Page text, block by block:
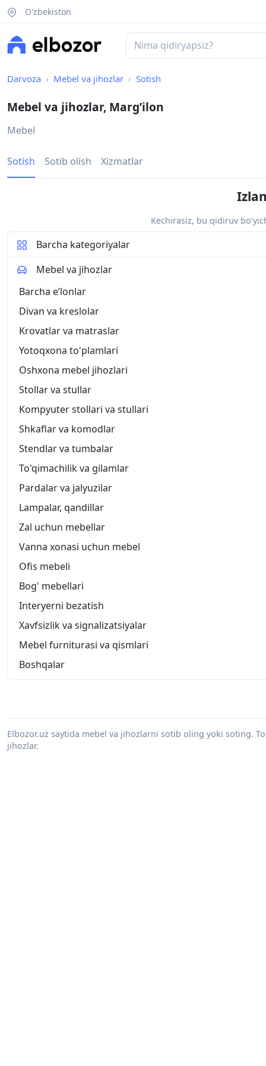
O'zbekiston
Darvoza Mebel va jihozlar Sotish
Mebel va jihozlar, Marg’ilon
Mebel
Sotish Sotib olish Xizmatlar
Kechirasiz, bu qidiruv
Barcha kategoriyalar
Mebel va jihozlar
Barcha eʼlonlar
Divan va kreslolar
Krovatlar va matraslar
Yotoqxona to'plamlari
Oshxona mebel jihozlari
Stollar va stullar
Kompyuter stollari va stullari
Shkaflar va komodlar
Stendlar va tumbalar
To'qimachilik va gilamlar
Pardalar va jalyuzilar
Lampalar, qandillar
Zal uchun mebellar
Vanna xonasi uchun mebel
Ofis mebeli
Bog' mebellari
Interyerni bezatish
Xavfsizlik va signalizatsiyalar
Mebel furniturasi va qismlari
Boshqalar
Elbozor.uz saytida mebel va jihozlarni sotib oling yoki soting.
jihozlar.